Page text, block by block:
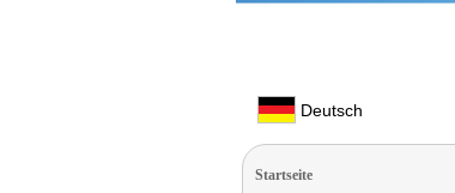
Deutsch
Startseite